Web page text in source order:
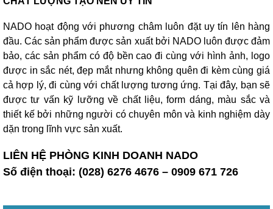
NADO hoạt động với phương châm luôn đặt uy tín lên hàng
đầu. Các sản phẩm được sản xuất bởi NADO luôn được đảm
bảo, các sản phẩm có độ bền cao đi cùng với hình ảnh, logo
được in sắc nét, đẹp mắt nhưng không quên đi kèm cùng giá
cả hợp lý, đi cùng với chất lượng tương ứng. Tại đây, bạn sẽ
được tư vấn kỹ lưỡng về chất liệu, form dáng, màu sắc và
thiết kế bởi những người có chuyên môn và kinh nghiệm dày
dặn trong lĩnh vực sản xuất.
LIÊN HỆ PHÒNG KINH DOANH NADO
Số điện thoại: (028) 6276 4676 – 0909 671 726